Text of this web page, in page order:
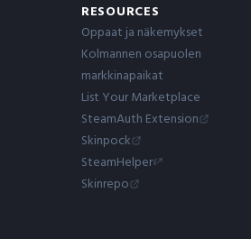
RESOURCES
Oppaat ja näkemykset
Kolmannen osapuolen
markkinapaikat
List Your Marketplace
SteamAuth Extension
Skinpock
SteamHelper
Skinrepo